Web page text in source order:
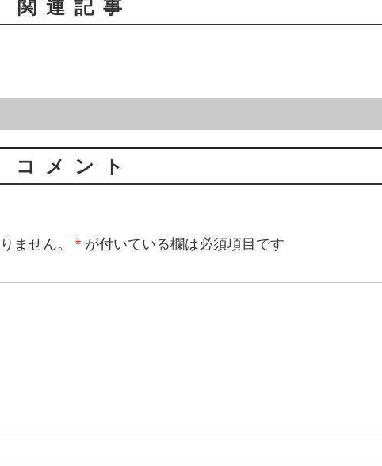
関連記事
コメント
ません。 * が付いている欄は必須項目です